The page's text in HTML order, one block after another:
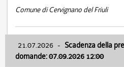
Comune di Cervignano del Friuli
21.07.2026 - Scadenza della
domande: 07.09.2026 12:00